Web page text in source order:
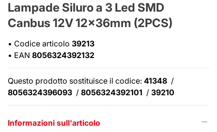
Lampade Siluro a 3 Led SMD
Canbus 12V 12x36mm (2PCS)
• Codice articolo 39213
• EAN 8056324392132
Questo prodotto sostituisce il codice: 41348 /
8056324396093 / 8056324392101 / 39210
Informazioni sull'articolo